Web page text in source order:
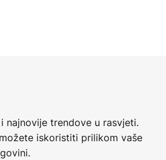
najnovije trendove u rasvjeti.
iskoristiti prilikom vaše